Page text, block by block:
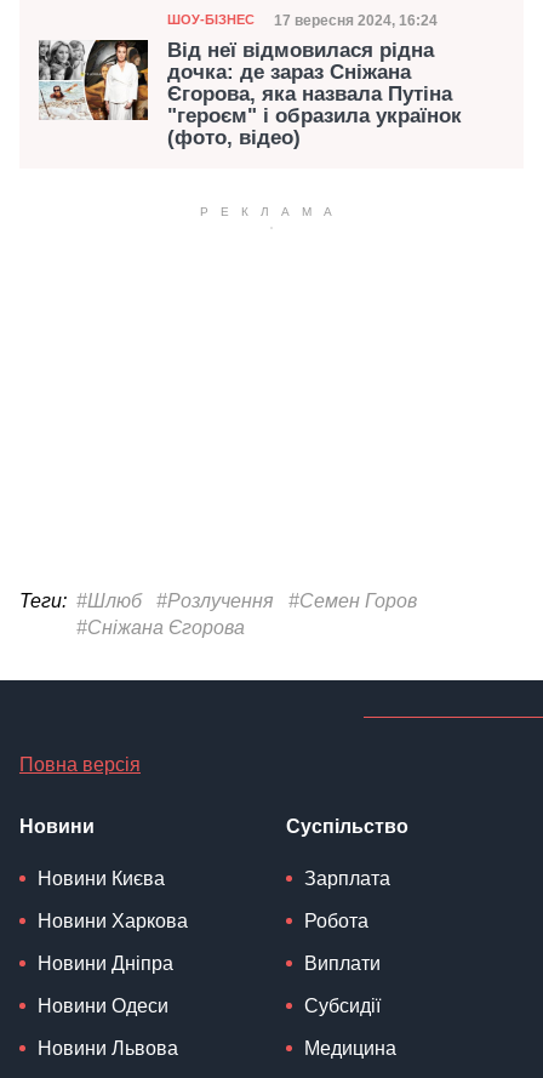
Категорія
ШОУ-БІЗНЕС Дата публікації
17 вересня 2024, 16:24
Від неї відмовилася рідна
дочка: де зараз Сніжана
Єгорова, яка назвала Путіна
"героєм" і образила українок
(фото, відео)
Теги: #Шлюб #Розлучення
#Семен Горов
#Сніжана Єгорова
Повна версія
Новини
Новини Києва
Новини Харкова
Новини Дніпра
Новини Одеси
Новини Львова
Суспільство
Зарплата
Робота
Виплати
Субсидії
Медицина